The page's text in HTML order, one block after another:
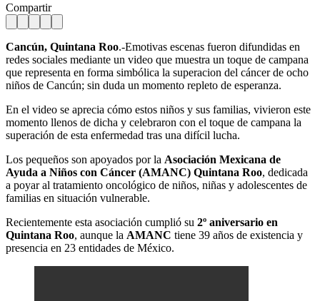
Compartir
Cancún, Quintana Roo.-Emotivas escenas fueron difundidas en
redes sociales mediante un video que muestra un toque de campana
que representa en forma simbólica la superacion del cáncer de ocho
niños de Cancún; sin duda un momento repleto de esperanza.
En el video se aprecia cómo estos niños y sus familias, vivieron este
momento llenos de dicha y celebraron con el toque de campana la
superación de esta enfermedad tras una difícil lucha.
Los pequeños son apoyados por la Asociación Mexicana de
Ayuda a Niños con Cáncer (AMANC) Quintana Roo, dedicada
a poyar al tratamiento oncológico de niños, niñas y adolescentes de
familias en situación vulnerable.
Recientemente esta asociación cumplió su 2º aniversario en
Quintana Roo, aunque la AMANC tiene 39 años de existencia y
presencia en 23 entidades de México.